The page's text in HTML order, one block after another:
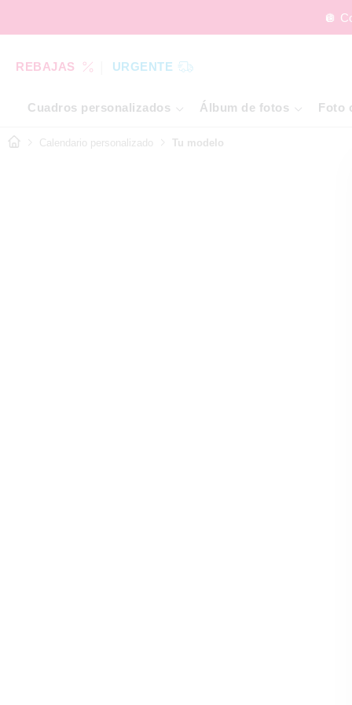
🪩
REBAJAS URGENTE
Cuadros personalizados Álbum de fotos Foto
Calendario personalizado Tu modelo